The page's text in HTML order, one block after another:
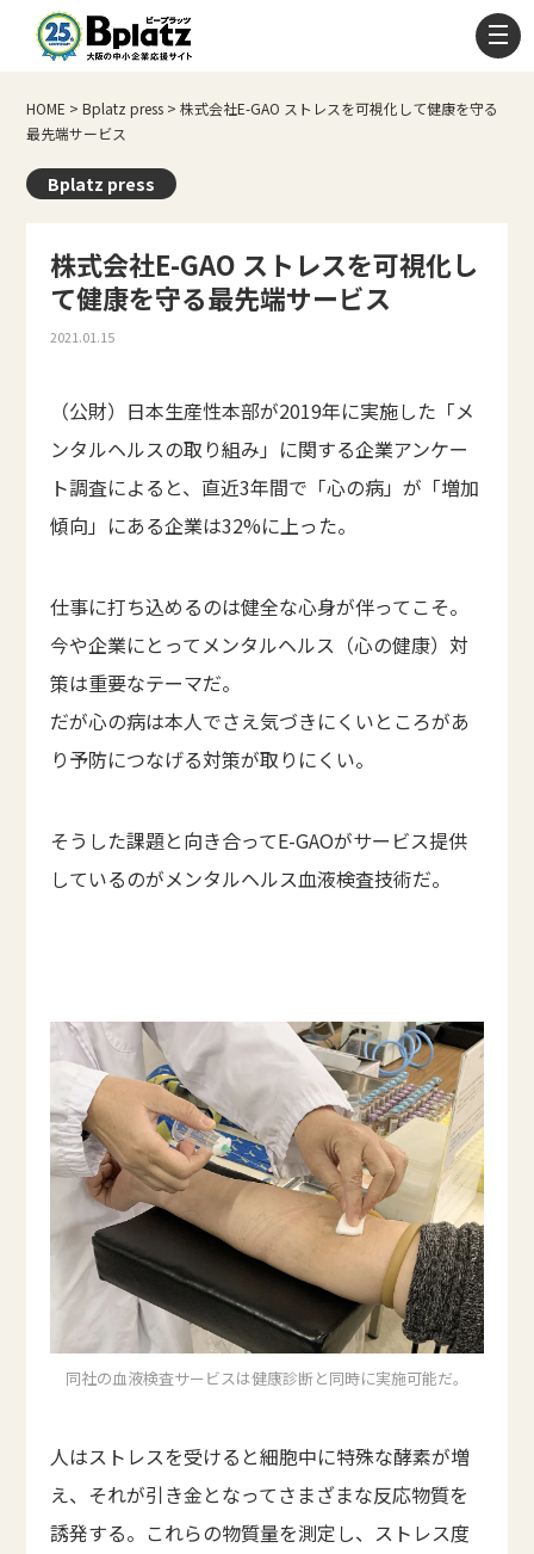
HOME >Bplatz press >株式会社E-GAO ストレスを可視化して健康を守る
最先端サービス
Bplatz press
株式会社E-GAO ストレスを可視化し
て健康を守る最先端サービス
2021.01.15
（公財）日本生産性本部が2019年に実施した「メ
ンタルヘルスの取り組み」に関する企業アンケー
ト調査によると、直近3年間で「心の病」が「増加
傾向」にある企業は32%に上った。
仕事に打ち込めるのは健全な心身が伴ってこそ。
今や企業にとってメンタルヘルス（心の健康）対
策は重要なテーマだ。
だが心の病は本人でさえ気づきにくいところがあ
り予防につなげる対策が取りにくい。
そうした課題と向き合ってE-GAOがサービス提供
しているのがメンタルヘルス血液検査技術だ。
同社の血液検査サービスは健康診断と同時に実施可能だ。
人はストレスを受けると細胞中に特殊な酵素が増
え、それが引き金となってさまざまな反応物質を
誘発する。これらの物質量を測定し、ストレス度